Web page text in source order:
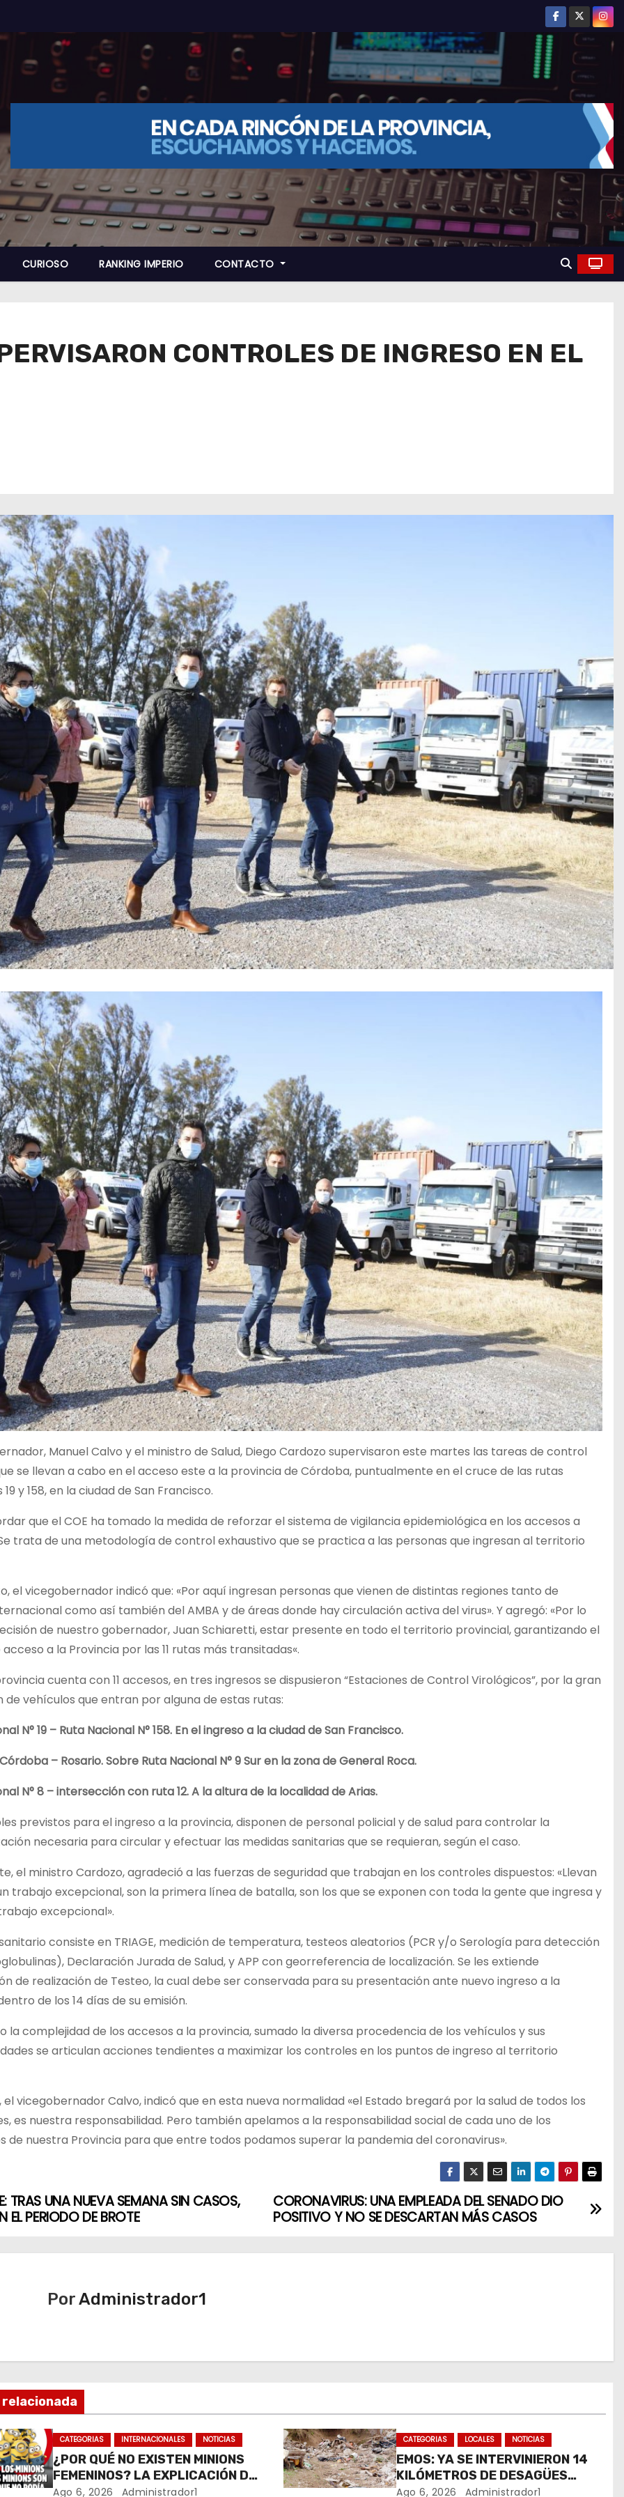
CURIOSO RANKING IMPERIO CONTACTO
CONTROLES DE INGRESO EN EL
Manuel Calvo y el ministro de Salud, Diego Cardozo supervisaron este martes las tareas de control
se llevan a cabo en el acceso este a la provincia de Córdoba, puntualmente en el cruce de las rutas
y 158, en la ciudad de San Francisco.
que el COE ha tomado la medida de reforzar el sistema de vigilancia epidemiológica en los accesos a
trata de una metodología de control exhaustivo que se practica a las personas que ingresan al territorio
el vicegobernador indicó que: «Por aquí ingresan personas que vienen de distintas regiones tanto de
como así también del AMBA y de áreas donde hay circulación activa del virus». Y agregó: «Por lo
de nuestro gobernador, Juan Schiaretti, estar presente en todo el territorio provincial, garantizando el
a la Provincia por las 11 rutas más transitadas«.
cuenta con 11 accesos, en tres ingresos se dispusieron “Estaciones de Control Virológicos”, por la gran
de vehículos que entran por alguna de estas rutas:
N° 19 – Ruta Nacional N° 158. En el ingreso a la ciudad de San Francisco.
– Rosario. Sobre Ruta Nacional N° 9 Sur en la zona de General Roca.
N° 8 – intersección con ruta 12. A la altura de la localidad de Arias.
previstos para el ingreso a la provincia, disponen de personal policial y de salud para controlar la
necesaria para circular y efectuar las medidas sanitarias que se requieran, según el caso.
el ministro Cardozo, agradeció a las fuerzas de seguridad que trabajan en los controles dispuestos: «Llevan
trabajo excepcional, son la primera línea de batalla, son los que se exponen con toda la gente que ingresa y
excepcional».
consiste en TRIAGE, medición de temperatura, testeos aleatorios (PCR y/o Serología para detección
Declaración Jurada de Salud, y APP con georreferencia de localización. Se les extiende
de realización de Testeo, la cual debe ser conservada para su presentación ante nuevo ingreso a la
de los 14 días de su emisión.
la complejidad de los accesos a la provincia, sumado la diversa procedencia de los vehículos y sus
se articulan acciones tendientes a maximizar los controles en los puntos de ingreso al territorio
el vicegobernador Calvo, indicó que en esta nueva normalidad «el Estado bregará por la salud de todos los
es nuestra responsabilidad. Pero también apelamos a la responsabilidad social de cada uno de los
de nuestra Provincia para que entre todos podamos superar la pandemia del coronavirus».
CORONAVIRUS: UNA EMPLEADA DEL SENADO DIO
POSITIVO Y NO SE DESCARTAN MÁS CASOS
TRAS UNA NUEVA SEMANA SIN CASOS,
EL PERIODO DE BROTE
PorAdministrador1
CATEGORIAS INTERNACIONALES NOTICIAS
¿POR QUÉ NO EXISTEN MINIONS
FEMENINOS? LA EXPLICACIÓN DE
SU CREADOR QUE VOLVIÓ A
Ago 6, 2026 Administrador1
CATEGORIAS LOCALES NOTICIAS
EMOS: YA SE INTERVINIERON 14
KILÓMETROS DE DESAGÜES
PLUVIALES
Ago 6, 2026 Administrador1